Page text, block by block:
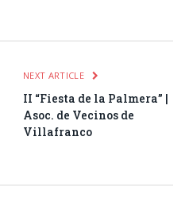
NEXT ARTICLE
II “Fiesta de la Palmera” |
Asoc. de Vecinos de
Villafranco